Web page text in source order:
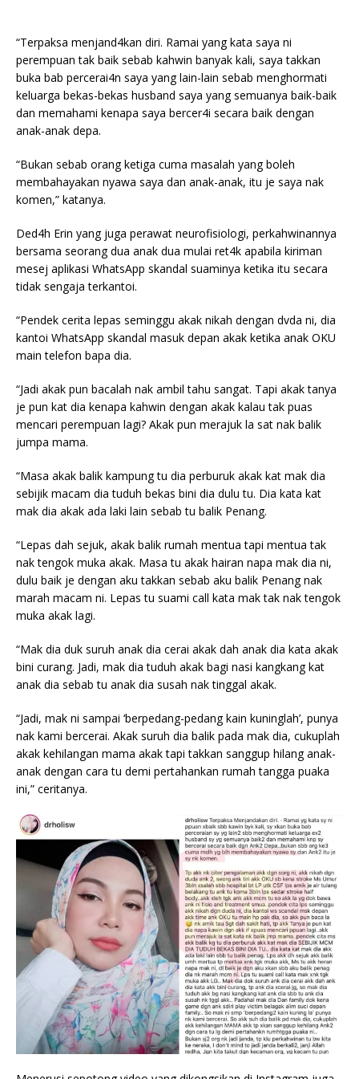
“Terpaksa menjand4kan diri. Ramai yang kata saya ni
perempuan tak baik sebab kahwin banyak kali, saya takkan
buka bab percerai4n saya yang lain-lain sebab menghormati
keluarga bekas-bekas husband saya yang semuanya baik-baik
dan memahami kenapa saya bercer4i secara baik dengan
anak-anak depa.
“Bukan sebab orang ketiga cuma masalah yang boleh
membahayakan nyawa saya dan anak-anak, itu je saya nak
komen,” katanya.
Ded4h Erin yang juga perawat neurofisiologi, perkahwinannya
bersama seorang dua anak dua mulai ret4k apabila kiriman
mesej aplikasi WhatsApp skandal suaminya ketika itu secara
tidak sengaja terkantoi.
“Pendek cerita lepas seminggu akak nikah dengan dvda ni, dia
kantoi WhatsApp skandal masuk depan akak ketika anak OKU
main telefon bapa dia.
“Jadi akak pun bacalah nak ambil tahu sangat. Tapi akak tanya
je pun kat dia kenapa kahwin dengan akak kalau tak puas
mencari perempuan lagi? Akak pun merajuk la sat nak balik
jumpa mama.
“Masa akak balik kampung tu dia perburuk akak kat mak dia
sebijik macam dia tuduh bekas bini dia dulu tu. Dia kata kat
mak dia akak ada laki lain sebab tu balik Penang.
“Lepas dah sejuk, akak balik rumah mentua tapi mentua tak
nak tengok muka akak. Masa tu akak hairan napa mak dia ni,
dulu baik je dengan aku takkan sebab aku balik Penang nak
marah macam ni. Lepas tu suami call kata mak tak nak tengok
muka akak lagi.
“Mak dia duk suruh anak dia cerai akak dah anak dia kata akak
bini curang. Jadi, mak dia tuduh akak bagi nasi kangkang kat
anak dia sebab tu anak dia susah nak tinggal akak.
“Jadi, mak ni sampai ‘berpedang-pedang kain kuninglah’, punya
nak kami bercerai. Akak suruh dia balik pada mak dia, cukuplah
akak kehilangan mama akak tapi takkan sanggup hilang anak-
anak dengan cara tu demi pertahankan rumah tangga puaka
ini,” ceritanya.